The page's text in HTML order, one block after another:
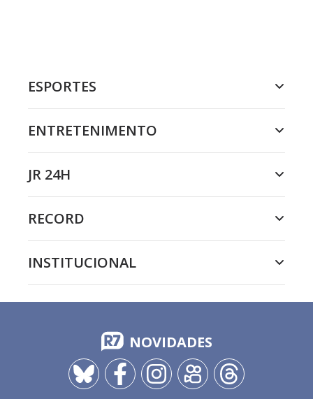
ESPORTES
ENTRETENIMENTO
JR 24H
RECORD
INSTITUCIONAL
NOVIDADES